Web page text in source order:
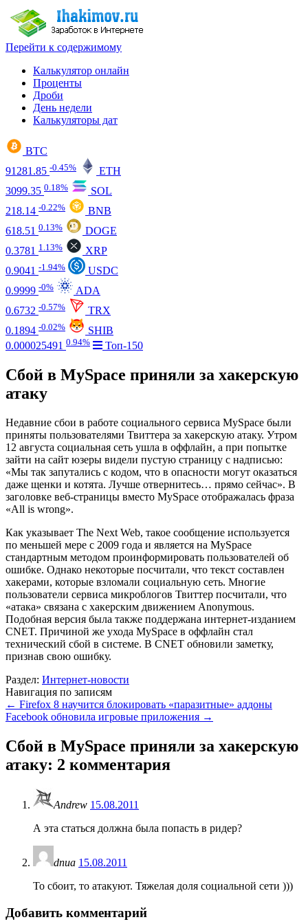
Перейти к содержимому
Калькулятор онлайн
Проценты
Дроби
День недели
Калькуляторы дат
BTC
91281.85 -0.45%
ETH
3099.35 0.18%
SOL
218.14 -0.22%
BNB
618.51 0.13%
DOGE
0.3781 1.13%
XRP
0.9041 -1.94%
USDC
0.9999 -0%
ADA
0.6732 -0.57%
TRX
0.1894 -0.02%
SHIB
0.000025491 0.94% Топ-150
Сбой в MySpace приняли за хакерскую
атаку
Недавние сбои в работе социального сервиса MySpace были
приняты пользователями Твиттера за хакерскую атаку. Утром
12 августа социальная сеть ушла в оффлайн, а при попытке
зайти на сайт юзеры видели пустую страницу с надписью:
«Мы так запутались с кодом, что в опасности могут оказаться
даже щенки и котята. Лучше отвернитесь… прямо сейчас». В
заголовке веб-страницы вместо MySpace отображалась фраза
«All is wrong».
Как указывает The Next Web, такое сообщение используется
по меньшей мере с 2009 года и является на MySpace
стандартным методом проинформировать пользователей об
ошибке. Однако некоторые посчитали, что текст составлен
хакерами, которые взломали социальную сеть. Многие
пользователи сервиса микроблогов Твиттер посчитали, что
«атака» связана с хакерским движением Anonymous.
Подобная версия была также поддержана интернет-изданием
CNET. Причиной же ухода MySpace в оффлайн стал
технический сбой в системе. В CNET обновили заметку,
признав свою ошибку.
Раздел: Интернет-новости
Навигация по записям
← Firefox 8 научится блокировать «паразитные» аддоны
Facebook обновила игровые приложения →
Сбой в MySpace приняли за хакерскую
атаку: 2 комментария
Andrew 15.08.2011
А эта статься должна была попасть в ридер?
dnua 15.08.2011
То сбоит, то атакуют. Тяжелая доля социальной сети )))
Добавить комментарий